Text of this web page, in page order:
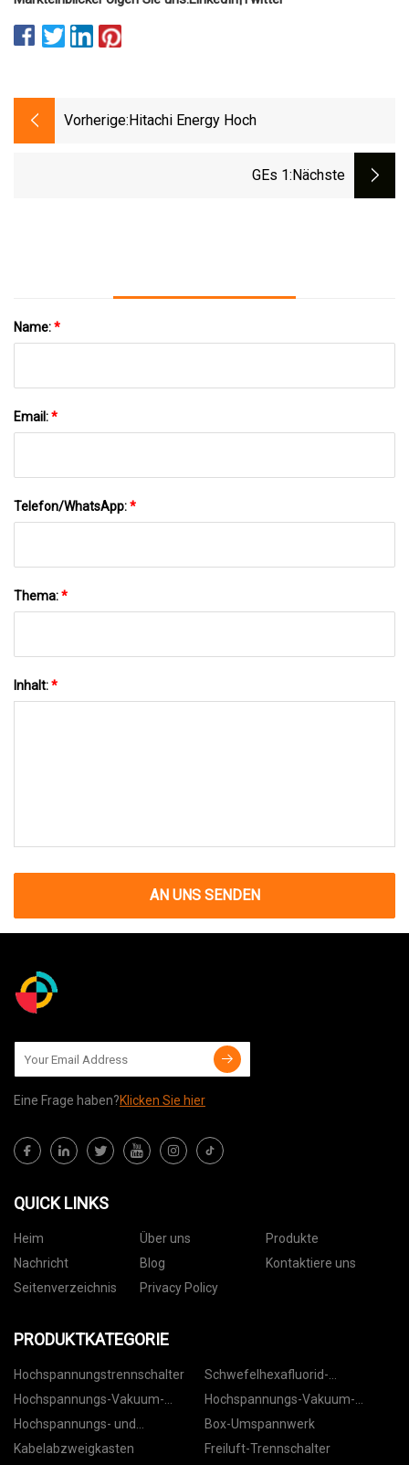
Vorherige: Hitachi Energy Hoch
GEs 1:nächste
Name:*
Email:*
Telefon/WhatsApp:*
Thema:*
Inhalt:*
AN UNS SENDEN
Eine Frage haben?Klicken Sie hier
QUICK LINKS
Heim Über uns
Produkte
Nachricht
Blog
Kontaktiere uns
Seitenverzeichnis
Privacy Policy
PRODUKTKATEGORIE
Hochspannungstrennschalter
Schwefelhexafluorid-
Leistungsschalter
Hochspannungs-Vakuum-
Leistungsschalter für den
Innenbereich
Hochspannungs-Vakuum-
Leistungsschalter für den
Außenbereich
Hochspannungs- und
Niederspannungsschaltanlagen
Box-Umspannwerk
Kabelabzweigkasten
Freiluft-Trennschalter